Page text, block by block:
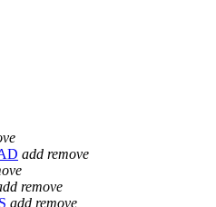
add remove
remove
add remove